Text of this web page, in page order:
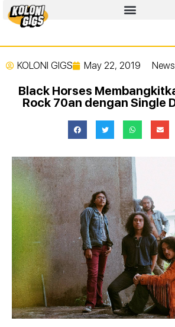
KOLONI GIGS May 22, 2019 News
Black Horses
Rock 70an dengan Single